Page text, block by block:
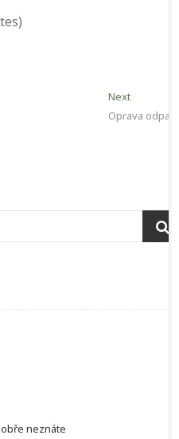
NextNext
post:
Oprava
neznáte